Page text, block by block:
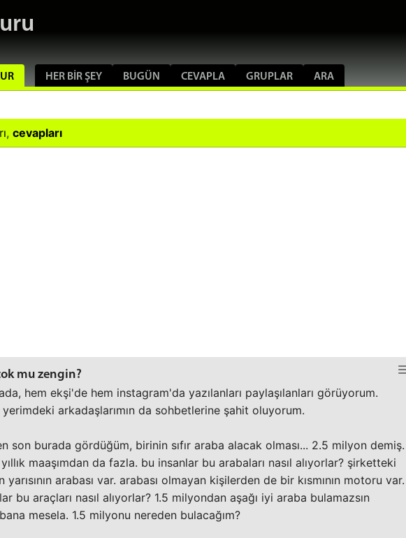
HER BIR ŞEY BUGÜN CEVAPLA GRUPLAR ARA
, cevapları
mu zengin?
hem ekşi'de hem instagram'da yazılanları paylaşılanları görüyorum.
yerimdeki arkadaşlarımın da sohbetlerine şahit oluyorum.
son burada gördüğüm, birinin sıfır araba alacak olması... 2.5 milyon demiş.
maaşımdan da fazla. bu insanlar bu arabaları nasıl alıyorlar? şirketteki
yarısının arabası var. arabası olmayan kişilerden de bir kısmının motoru var.
bu araçları nasıl alıyorlar? 1.5 milyondan aşağı iyi araba bulamazsın
mesela. 1.5 milyonu nereden bulacağım?